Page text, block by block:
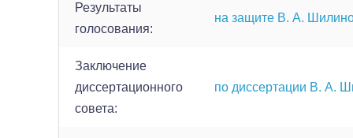
Результаты
голосования:
на защите В. А.
Заключение
диссертационного
совета:
по диссертации В. А.